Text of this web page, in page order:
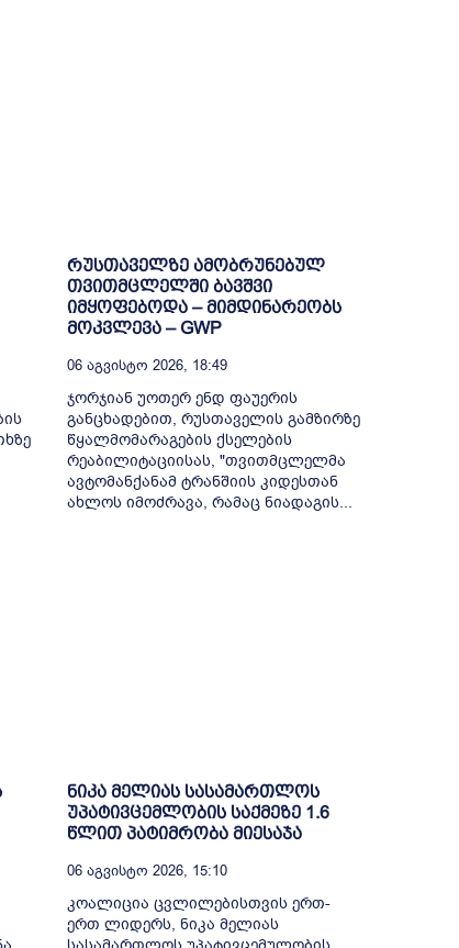
რუსთაველზე ამობრუნებულ
თვითმცლელში ბავშვი
იმყოფებოდა – მიმდინარეობს
მოკვლევა – GWP
06 Აგვისტო 2026, 18:49
ჯორჯიან უოთერ ენდ ფაუერის
განცხადებით, რუსთაველის გამზირზე
წყალმომარაგების ქსელების
რეაბილიტაციისას, "თვითმცლელმა
ავტომანქანამ ტრანშიის კიდესთან
ახლოს იმოძრავა, რამაც ნიადაგის...
ნიკა მელიას სასამართლოს
უპატივცემლობის საქმეზე 1.6
წლით პატიმრობა მიესაჯა
06 Აგვისტო 2026, 15:10
კოალიცია ცვლილებისთვის ერთ-
ერთ ლიდერს, ნიკა მელიას